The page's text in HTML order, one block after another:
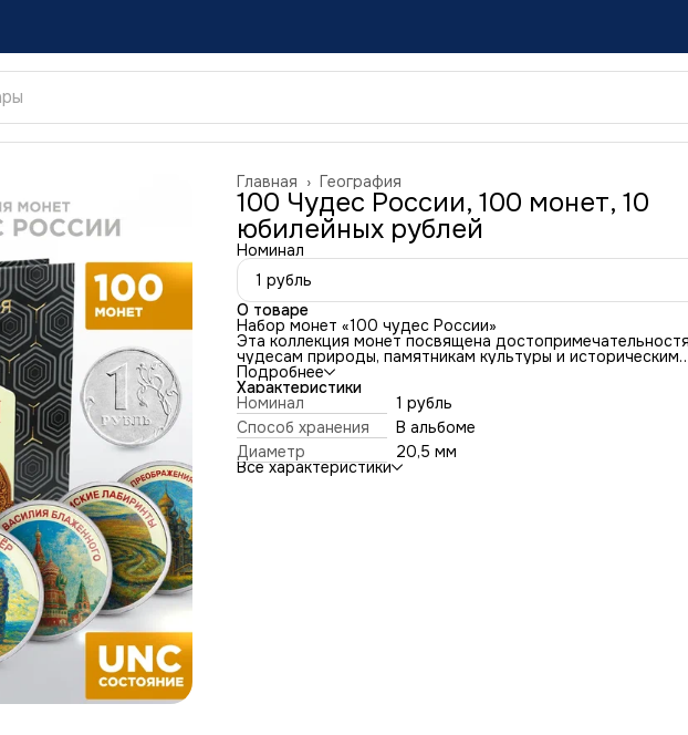
География
Главная ›
100 Чудес России, 100 монет, 10
юбилейных рублей
Номинал
1 рубль
О товаре
Набор монет «100 чудес России»
Эта коллекция монет посвящена
чудесам природы, памятникам культуры и историческим
сокровищам нашей страны.
Каталог с подробным описанием каждой монеты
изучить все объекты, представленные в коллекции. Что
особенно интересно для любителей путешествий,
коллекционеров и просто любознательных людей.
Все монеты являются платежеспособными!
Комплектация:
100 уникальных монет
Подробнее
Характеристики
Номинал
1 рубль
Способ хранения
В альбоме
Диаметр
20,5 мм
Все характеристики